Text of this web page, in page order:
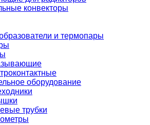
конвекторы
и термопары
оборудование
трубки